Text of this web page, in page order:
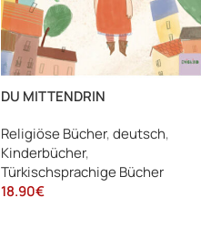
DU MITTENDRIN
Religiöse Bücher,deutsch,
Kinderbücher,
Türkischsprachige Bücher
18.90€